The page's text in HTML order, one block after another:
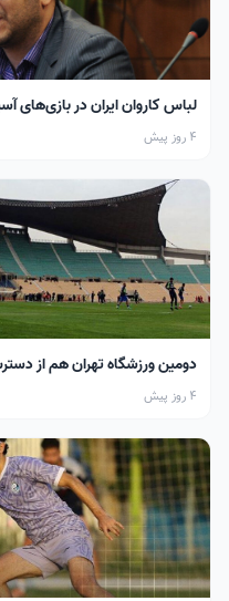
لباس کاروان ایران در
4 روز پیش
دومین ورزشگاه تهران هم از
4 روز پیش